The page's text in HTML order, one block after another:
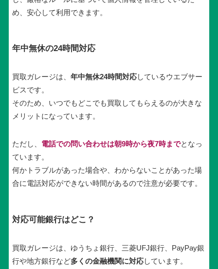
め、安心して利用できます。
年中無休の24時間対応
買取ガレージは、 年中無休24時間対応しているウエブサー
ビスです。
そのため、いつでもどこでも買取してもらえるのが大きな
メリットになっています。
ただし、 電話での問い合わせは朝9時から夜7時までとなっ
ています。
何かトラブルがあった場合や、わからないことがあった場
合に電話対応ができない時間があるので注意が必要です。
対応可能銀行はどこ？
買取ガレージは、ゆうちょ銀行、三菱UFJ銀行、PayPay銀
行や地方銀行など多くの金融機関に対応しています。